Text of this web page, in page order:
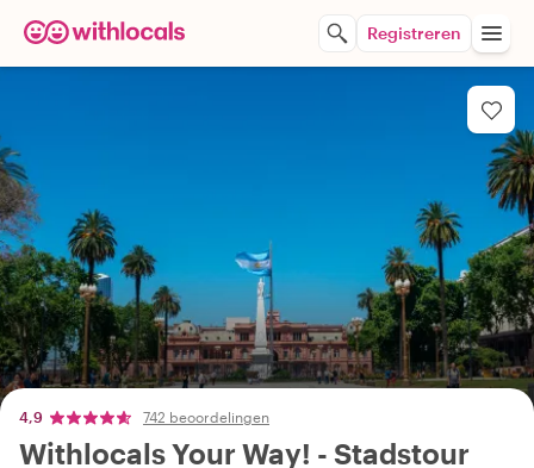
Registreren
4,9 742 beoordelingen
Withlocals Your Way! - Stadstour